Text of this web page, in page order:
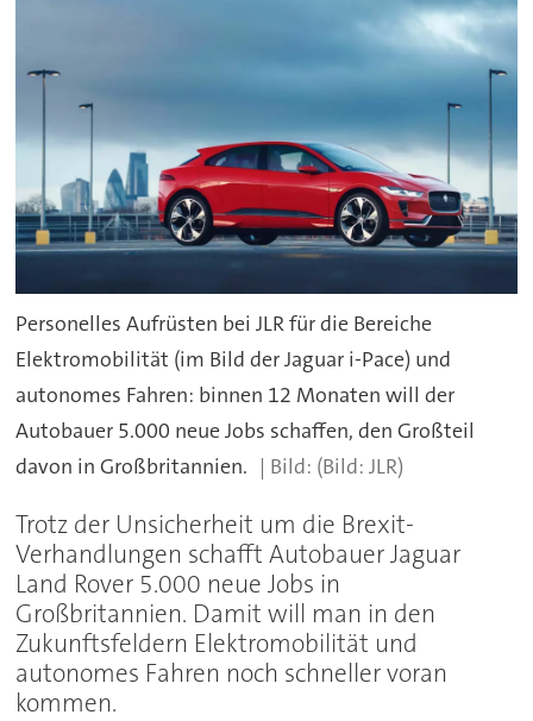
Personelles Aufrüsten bei JLR für die Bereiche
Elektromobilität (im Bild der Jaguar i-Pace) und
autonomes Fahren: binnen 12 Monaten will der
Autobauer 5.000 neue Jobs schaffen, den Großteil
davon in Großbritannien.
(Bild: JLR)
Trotz der Unsicherheit um die Brexit-
Verhandlungen schafft Autobauer Jaguar
Land Rover 5.000 neue Jobs in
Großbritannien. Damit will man in den
Zukunftsfeldern Elektromobilität und
autonomes Fahren noch schneller voran
kommen.